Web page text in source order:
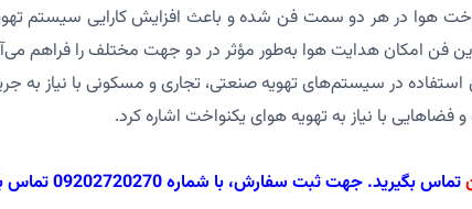
هوا در هر دو سمت فن شده و باعث افزایش کارایی سیستم
فن امکان هدایت هوا به‌طور مؤثر در دو جهت مختلف را فراهم
برای استفاده در سیستم‌های تهویه صنعتی، تجاری و مسکونی با نیاز
با نیاز به تهویه هوای یکنواخت اشاره کرد.
تماس بگیرید. جهت ثبت سفارش، با شماره 09202720270 تماس بگیرید.